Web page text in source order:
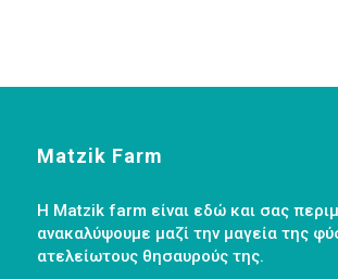
Matzik Farm
Η Matzik farm είναι εδώ και σας
ανακαλύψουμε μαζί την μαγεία της
ατελείωτους θησαυρούς της.